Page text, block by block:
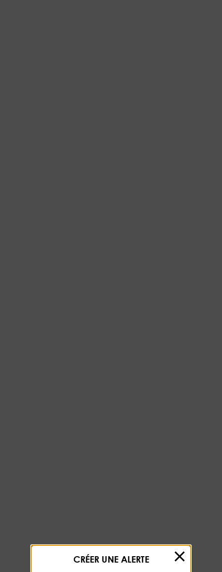
CRÉER UNE ALERTE